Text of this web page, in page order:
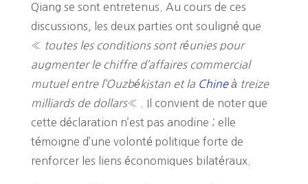
Qiang se sont entretenus. Au cours de ces
discussions, les deux parties ont souligné que
« toutes les conditions sont réunies pour
augmenter le chiffre d’affaires commercial
mutuel entre l’Ouzbékistan et la Chineà treize
milliards de dollars« . Il convient de noter que
cette déclaration n’est pas anodine ; elle
témoigne d’une volonté politique forte de
renforcer les liens économiques bilatéraux.